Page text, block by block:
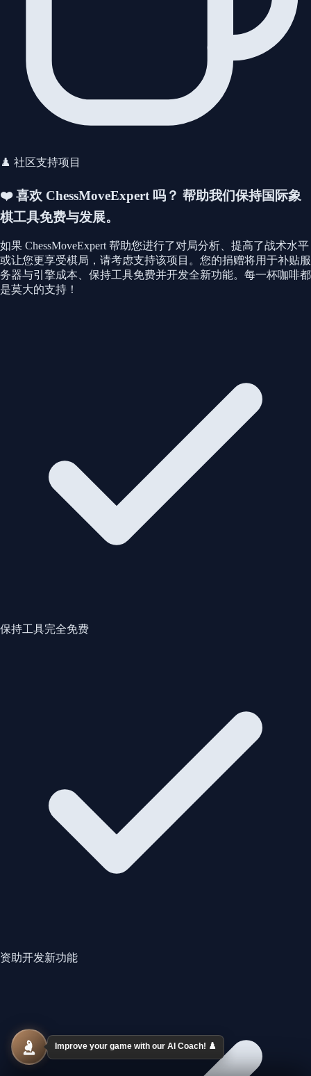
♟️ 社区支持项目
❤️ 喜欢 ChessMoveExpert 吗？ 帮助我们保持国际象
棋工具免费与发展。
如果 ChessMoveExpert 帮助您进行了对局分析、提高了战术水平
或让您更享受棋局，请考虑支持该项目。您的捐赠将用于补贴服
务器与引擎成本、保持工具免费并开发全新功能。每一杯咖啡都
是莫大的支持！
保持工具完全免费
资助开发新功能
Improve your game with our AI Coach! ♟️